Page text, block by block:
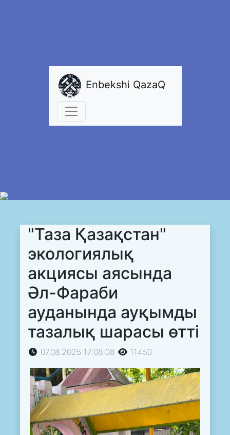
Enbekshi QazaQ
"Таза Қазақстан"
экологиялық
акциясы аясында
Әл-Фараби
ауданында ауқымды
тазалық шарасы өтті
07.08.2025 17:08:08 11450